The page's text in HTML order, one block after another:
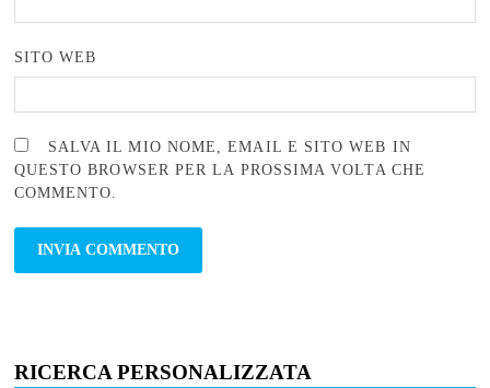
SITO WEB
SALVA IL MIO NOME, EMAIL E SITO WEB IN
QUESTO BROWSER PER LA PROSSIMA VOLTA CHE
COMMENTO.
RICERCA PERSONALIZZATA